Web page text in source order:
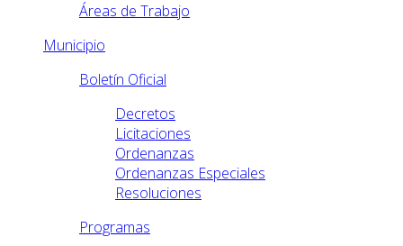
Áreas de Trabajo
Municipio
Boletín Oficial
Decretos
Licitaciones
Ordenanzas
Ordenanzas Especiales
Resoluciones
Programas